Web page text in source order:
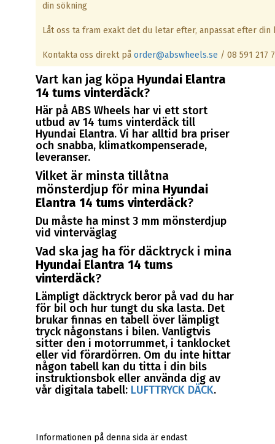
din sökning
Låt oss ta fram exakt det du letar efter, anpassat efter din
Kontakta oss direkt påorder@abswheels.se / 08 591 217
Vart kan jag köpa Hyundai Elantra
14 tums vinterdäck?
Här på ABS Wheels har vi ett stort
utbud av 14 tums vinterdäck till
Hyundai Elantra. Vi har alltid bra priser
och snabba, klimatkompenserade,
leveranser.
Vilket är minsta tillåtna
mönsterdjup för mina Hyundai
Elantra 14 tums vinterdäck?
Du måste ha minst 3 mm mönsterdjup
vid vinterväglag
Vad ska jag ha för däcktryck i mina
Hyundai Elantra 14 tums
vinterdäck?
Lämpligt däcktryck beror på vad du har
för bil och hur tungt du ska lasta. Det
brukar finnas en tabell över lämpligt
tryck någonstans i bilen. Vanligtvis
sitter den i motorrummet, i tanklocket
eller vid förardörren. Om du inte hittar
någon tabell kan du titta i din bils
instruktionsbok eller använda dig av
vår digitala tabell: LUFTTRYCK DÄCK.
Informationen på denna sida är endast